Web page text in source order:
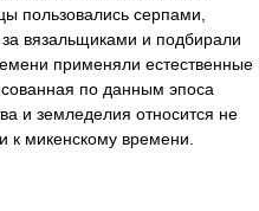
пользовались серпами,
вязальщиками и подбирали
применяли естественные
по данным эпоса
и земледелия относится не
к микенскому времени.